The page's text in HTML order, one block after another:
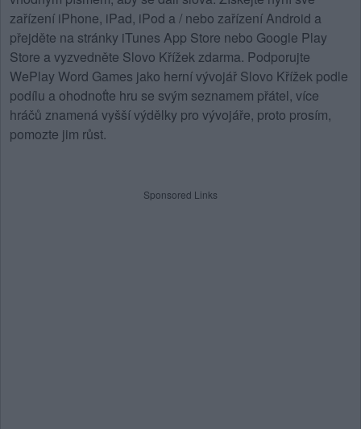
zařízení iPhone, iPad, iPod a / nebo zařízení Android a
přejděte na stránky iTunes App Store nebo Google Play
Store a vyzvedněte Slovo Křížek zdarma. Podporujte
WePlay Word Games jako herní vývojář Slovo Křížek podle
podílu a ohodnoťte hru se svým seznamem přátel, více
hráčů znamená vyšší výdělky pro vývojáře, proto prosím,
pomozte jim růst.
Sponsored Links